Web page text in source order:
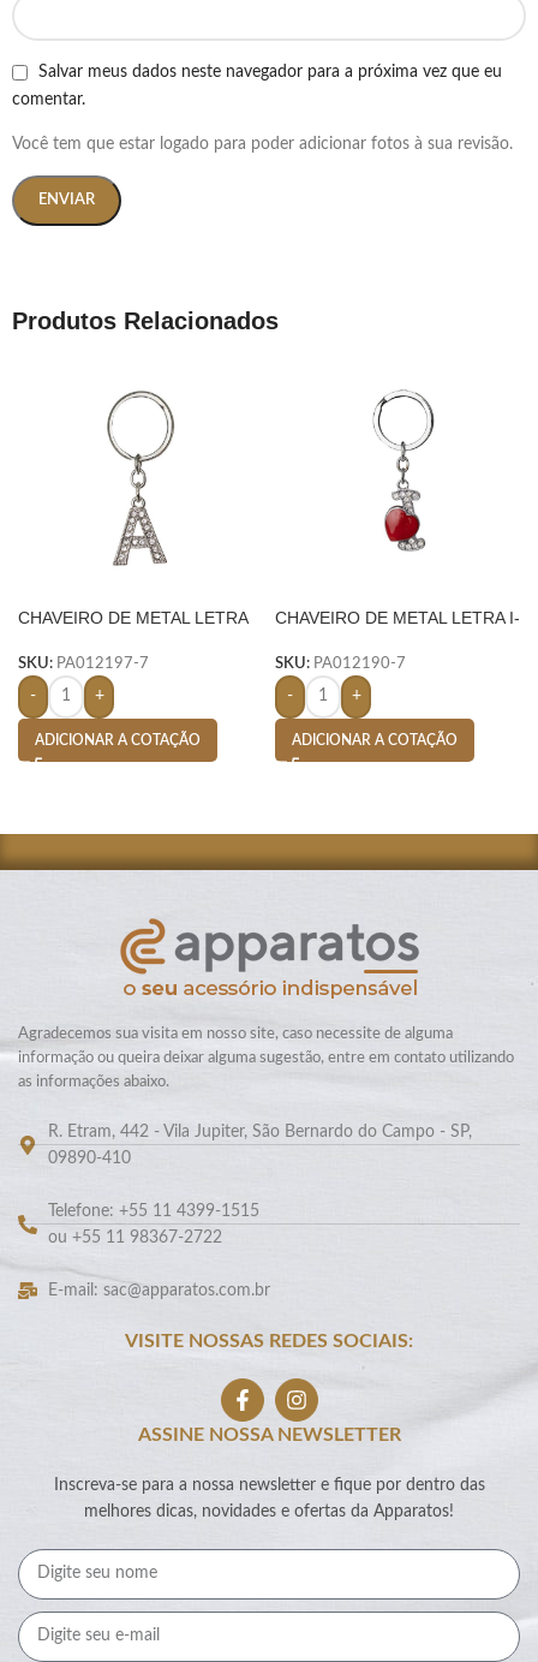
Salvar meus dados neste navegador para a próxima vez que eu
comentar.
Você tem que estar logado para poder adicionar fotos à sua revisão.
Produtos Relacionados
CHAVEIRO DE METAL LETRA
SKU: PA012197-7
- +
ADICIONAR A COTAÇÃO
CHAVEIRO DE METAL LETRA I-
SKU: PA012190-7
- +
ADICIONAR A COTAÇÃO
Agradecemos sua visita em nosso site, caso necessite de alguma
informação ou queira deixar alguma sugestão, entre em contato utilizando
as informações abaixo.
R. Etram, 442 - Vila Jupiter, São Bernardo do Campo - SP,
09890-410
Telefone: +55 11 4399-1515
ou +55 11 98367-2722
E-mail: sac@apparatos.com.br
VISITE NOSSAS REDES SOCIAIS:
ASSINE NOSSA NEWSLETTER
Inscreva-se para a nossa newsletter e fique por dentro das
melhores dicas, novidades e ofertas da Apparatos!